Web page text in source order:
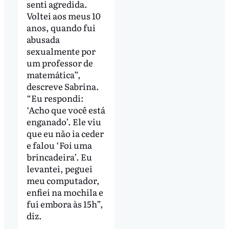
senti agredida.
Voltei aos meus 10
anos, quando fui
abusada
sexualmente por
um professor de
matemática”,
descreve Sabrina.
“Eu respondi:
‘Acho que você está
enganado’. Ele viu
que eu não ia ceder
e falou ‘Foi uma
brincadeira’. Eu
levantei, peguei
meu computador,
enfiei na mochila e
fui embora às 15h”,
diz.